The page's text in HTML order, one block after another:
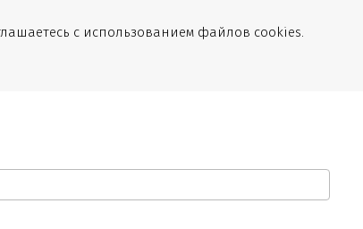
с использованием файлов cookies.